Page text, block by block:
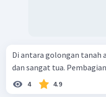
Di antara golongan tanah
dan sangat tua.
4 4.9